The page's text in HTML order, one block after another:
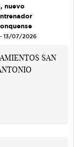
nuevo
- 13/07/2026